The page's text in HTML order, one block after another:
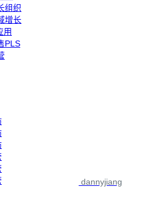
组织
增长
用
PLS
dannyjiang